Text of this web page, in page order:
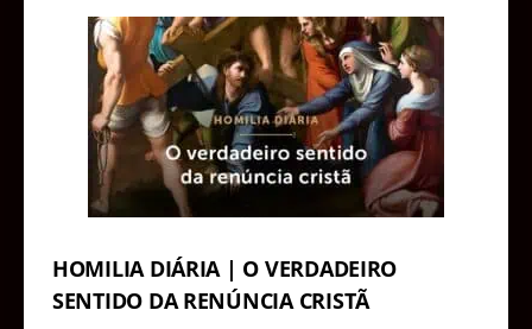
HOMILIA DIÁRIA | O VERDADEIRO
SENTIDO DA RENÚNCIA CRISTÃ